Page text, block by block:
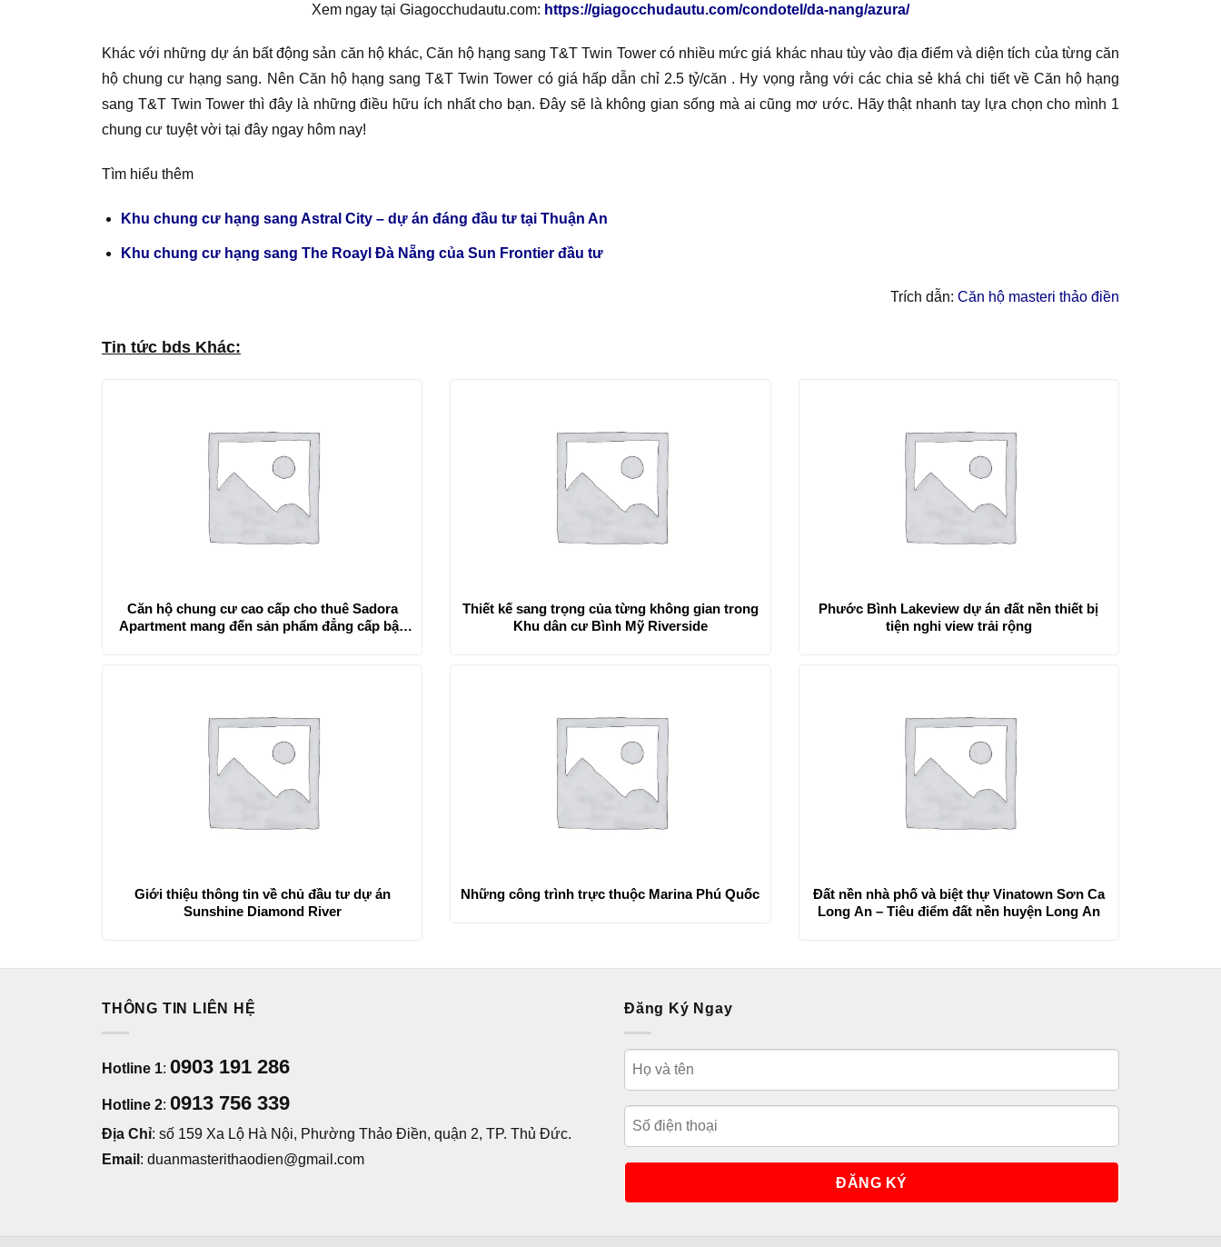
Xem ngay tại Giagocchudautu.com: https://giagocchudautu.com/condotel/da-nang/azura/
Khác với những dự án bất động sản căn hộ khác, Căn hộ hạng sang T&T Twin Tower có nhiều mức giá khác nhau tùy vào địa điểm và diện tích của từng căn
hộ chung cư hạng sang. Nên Căn hộ hạng sang T&T Twin Tower có giá hấp dẫn chỉ 2.5 tỷ/căn . Hy vọng rằng với các chia sẻ khá chi tiết về Căn hộ hạng
sang T&T Twin Tower thì đây là những điều hữu ích nhất cho bạn. Đây sẽ là không gian sống mà ai cũng mơ ước. Hãy thật nhanh tay lựa chọn cho mình 1
chung cư tuyệt vời tại đây ngay hôm nay!
Tìm hiểu thêm
Khu chung cư hạng sang Astral City – dự án đáng đầu tư tại Thuận An
Khu chung cư hạng sang The Roayl Đà Nẵng của Sun Frontier đầu tư
Trích dẫn: Căn hộ masteri thảo điền
Tin tức bds Khác:
Căn hộ chung cư cao cấp cho thuê Sadora
Apartment mang đến sản phẩm đẳng cấp bậc
Thiết kế sang trọng của từng không gian trong
Khu dân cư Bình Mỹ Riverside
Phước Bình Lakeview dự án đất nền thiết bị
tiện nghi view trải rộng
Giới thiệu thông tin về chủ đầu tư dự án
Sunshine Diamond River
Những công trình trực thuộc Marina Phú Quốc
Đất nền nhà phố và biệt thự Vinatown Sơn Ca
Long An – Tiêu điểm đất nền huyện Long An
THÔNG TIN LIÊN HỆ
Hotline 1: 0903 191 286
Hotline 2: 0913 756 339
Địa Chỉ: số 159 Xa Lộ Hà Nội, Phường Thảo Điền, quận 2, TP. Thủ Đức.
Email : duanmasterithaodien@gmail.com
Đăng Ký Ngay